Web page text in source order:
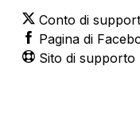
Conto di
Pagina di
Sito di supporto